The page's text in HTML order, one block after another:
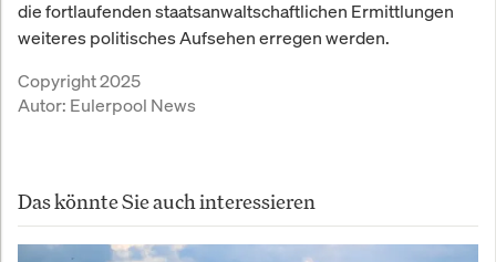
die fortlaufenden staatsanwaltschaftlichen Ermittlungen
weiteres politisches Aufsehen erregen werden.
Copyright 2025
Autor: Eulerpool News
Das könnte Sie auch interessieren